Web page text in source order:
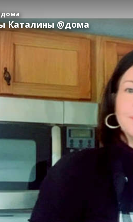
Каталины @дома